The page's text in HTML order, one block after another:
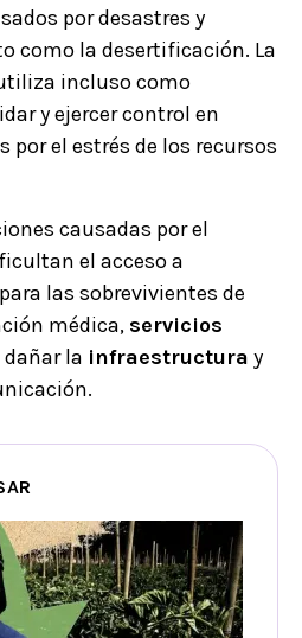
por desastres y
como la desertificación. La
incluso como
y ejercer control en
el estrés de los recursos
causadas por el
el acceso a
las sobrevivientes de
médica, servicios
la infraestructura y